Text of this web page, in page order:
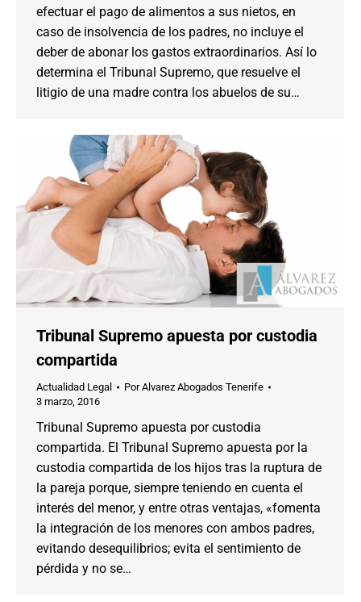
efectuar el pago de alimentos a sus nietos, en
caso de insolvencia de los padres, no incluye el
deber de abonar los gastos extraordinarios. Así lo
determina el Tribunal Supremo, que resuelve el
litigio de una madre contra los abuelos de su…
Tribunal Supremo apuesta por custodia
compartida
Actualidad Legal PorAlvarez Abogados Tenerife
3 marzo, 2016
Tribunal Supremo apuesta por custodia
compartida. El Tribunal Supremo apuesta por la
custodia compartida de los hijos tras la ruptura de
la pareja porque, siempre teniendo en cuenta el
interés del menor, y entre otras ventajas, «fomenta
la integración de los menores con ambos padres,
evitando desequilibrios; evita el sentimiento de
pérdida y no se…